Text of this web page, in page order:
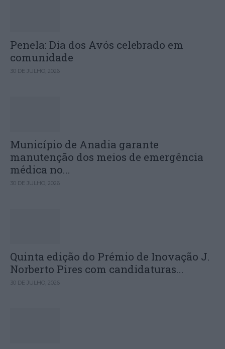
Penela: Dia dos Avós celebrado em
comunidade
30 DE JULHO, 2026
Município de Anadia garante
manutenção dos meios de emergência
médica no...
30 DE JULHO, 2026
Quinta edição do Prémio de Inovação J.
Norberto Pires com candidaturas...
30 DE JULHO, 2026